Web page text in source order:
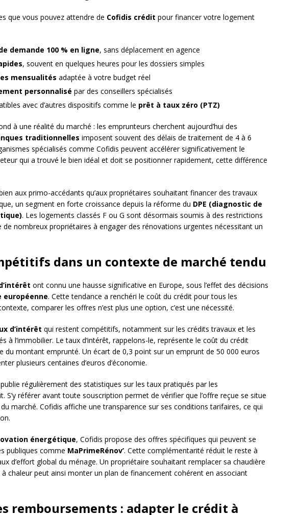
que vous pouvez attendre de Cofidis crédit pour financer votre logement
demande 100 % en ligne, sans déplacement en agence
, souvent en quelques heures pour les dossiers simples
mensualités adaptée à votre budget réel
personnalisé par des conseillers spécialisés
avec d’autres dispositifs comme le prêt à taux zéro (PTZ)
à une réalité du marché : les emprunteurs cherchent aujourd’hui des
traditionnelles imposent souvent des délais de traitement de 4 à 6
spécialisés comme Cofidis peuvent accélérer significativement le
qui a trouvé le bien idéal et doit se positionner rapidement, cette différence
aux primo-accédants qu’aux propriétaires souhaitant financer des travaux
un segment en forte croissance depuis la réforme du DPE (diagnostic de
. Les logements classés F ou G sont désormais soumis à des restrictions
de nombreux propriétaires à engager des rénovations urgentes nécessitant un
dans un contexte de marché tendu
ont connu une hausse significative en Europe, sous l’effet des décisions
européenne. Cette tendance a renchéri le coût du crédit pour tous les
comparer les offres n’est plus une option, c’est une nécessité.
d’intérêt qui restent compétitifs, notamment sur les crédits travaux et les
à l’immobilier. Le taux d’intérêt, rappelons-le, représente le coût du crédit
du montant emprunté. Un écart de 0,3 point sur un emprunt de 50 000 euros
plusieurs centaines d’euros d’économie.
publie régulièrement des statistiques sur les taux pratiqués par les
S’y référer avant toute souscription permet de vérifier que l’offre reçue se situe
marché. Cofidis affiche une transparence sur ses conditions tarifaires, ce qui
énergétique, Cofidis propose des offres spécifiques qui peuvent se
publiques comme MaPrimeRénov’. Cette complémentarité réduit le reste à
d’effort global du ménage. Un propriétaire souhaitant remplacer sa chaudière
chaleur peut ainsi monter un plan de financement cohérent en associant
remboursements : adapter le crédit à